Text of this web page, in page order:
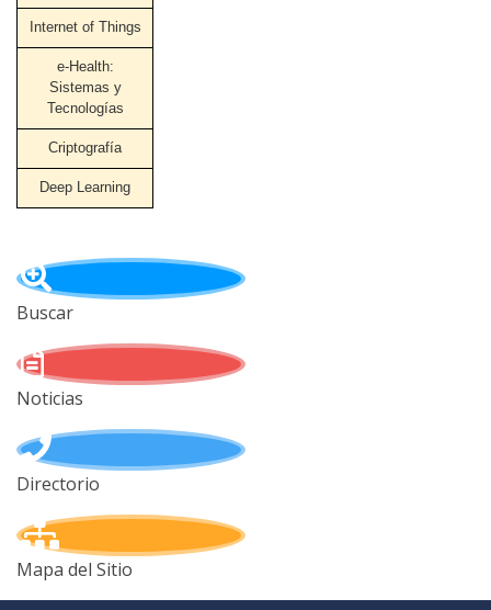
Internet of Things
e-Health:
Sistemas y
Tecnologías
Criptografía
Deep Learning
Buscar
Noticias
Directorio
Mapa del Sitio